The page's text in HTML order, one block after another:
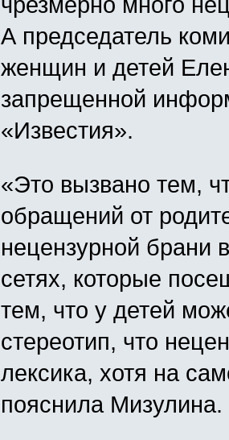
А председатель
женщин и детей
запрещенной
«Известия».
«Это вызвано тем,
обращений от
нецензурной брани
сетях, которые
тем, что у детей
стереотип, что
лексика, хотя на
пояснила Мизулина.